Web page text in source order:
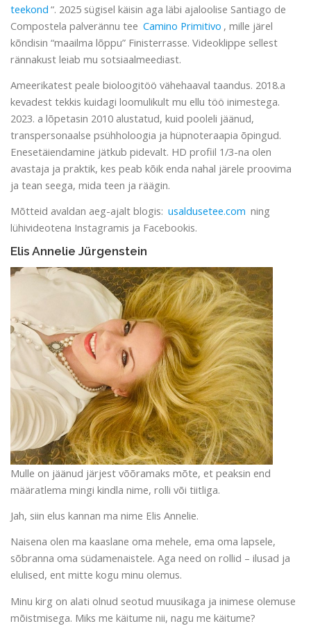
teekond “. 2025 sügisel käisin aga läbi ajaloolise Santiago de
Compostela palverännu tee Camino Primitivo , mille järel
kõndisin “maailma lõppu” Finisterrasse. Videoklippe sellest
rännakust leiab mu sotsiaalmeediast.
Ameerikatest peale bioloogitöö vähehaaval taandus. 2018.a
kevadest tekkis kuidagi loomulikult mu ellu töö inimestega.
2023. a lõpetasin 2010 alustatud, kuid pooleli jäänud,
transpersonaalse psühholoogia ja hüpnoteraapia õpingud.
Enesetäiendamine jätkub pidevalt. HD profiil 1/3-na olen
avastaja ja praktik, kes peab kõik enda nahal järele proovima
ja tean seega, mida teen ja räägin.
Mõtteid avaldan aeg-ajalt blogis: usaldusetee.com ning
lühivideotena Instagramis ja Facebookis.
Elis Annelie Jürgenstein
Mulle on jäänud järjest võõramaks mõte, et peaksin end
määratlema mingi kindla nime, rolli või tiitliga.
Jah, siin elus kannan ma nime Elis Annelie.
Naisena olen ma kaaslane oma mehele, ema oma lapsele,
sõbranna oma südamenaistele. Aga need on rollid – ilusad ja
elulised, ent mitte kogu minu olemus.
Minu kirg on alati olnud seotud muusikaga ja inimese olemuse
mõistmisega. Miks me käitume nii, nagu me käitume?